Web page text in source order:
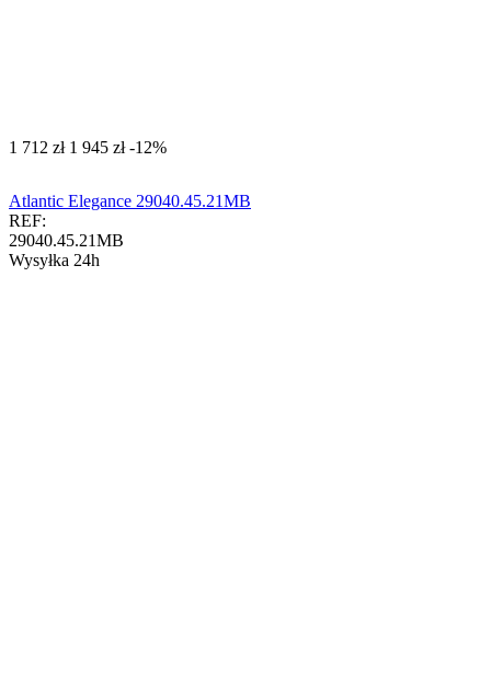
‍1 712‍ zł ‍1 945‍ zł -12%
Atlantic Elegance 29040.45.21MB
REF:
29040.45.21MB
Wysyłka 24h